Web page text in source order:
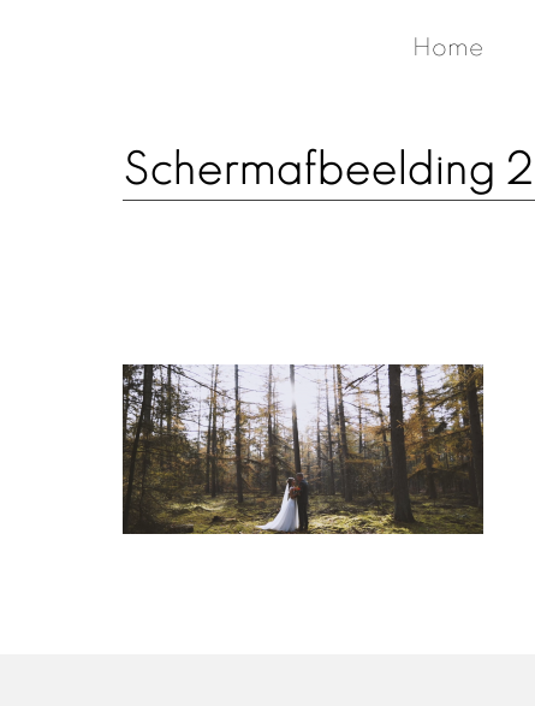
Home
Schermafbeelding